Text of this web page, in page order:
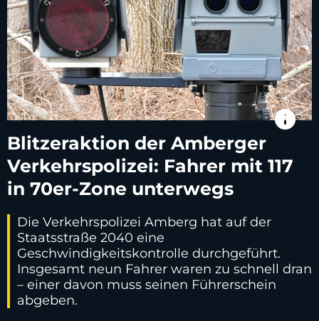
info
Blitzeraktion der Amberger
Verkehrspolizei: Fahrer mit 117
in 70er-Zone unterwegs
Die Verkehrspolizei Amberg hat auf der
Staatsstraße 2040 eine
Geschwindigkeitskontrolle durchgeführt.
Insgesamt neun Fahrer waren zu schnell dran
– einer davon muss seinen Führerschein
abgeben.